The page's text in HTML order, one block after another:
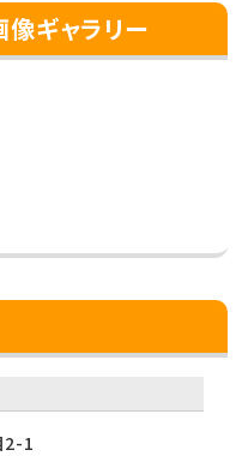
ギャラリー
2-1